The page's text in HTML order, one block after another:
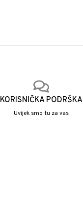
KORISNIČKA PODRŠKA
Uvijek smo tu za vas